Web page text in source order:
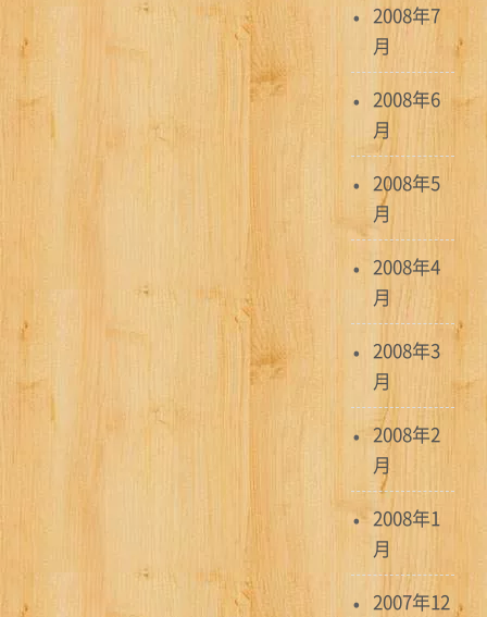
2008年7
月
2008年6
月
2008年5
月
2008年4
月
2008年3
月
2008年2
月
2008年1
月
2007年12